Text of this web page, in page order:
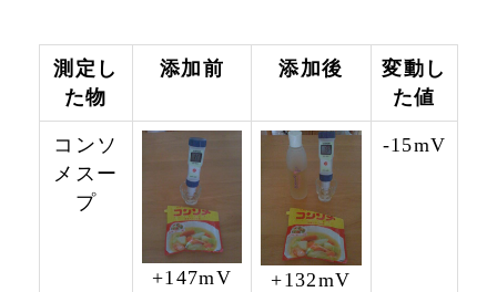
測定し
た物
添加前 添加後
変動し
た値
コンソ
メスー
プ
+147mV +132mV
-15mV